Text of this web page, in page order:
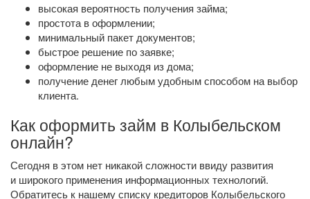
высокая вероятность получения займа;
простота в оформлении;
минимальный пакет документов;
быстрое решение по заявке;
оформление не выходя из дома;
получение денег любым удобным способом на выбор
клиента.
Как оформить займ в Колыбельском
онлайн?
Сегодня в этом нет никакой сложности ввиду развития
и широкого применения информационных технологий.
Обратитесь к нашему списку кредиторов Колыбельского